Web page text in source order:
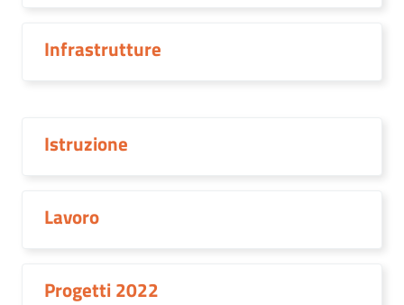
Infrastrutture
Istruzione
Lavoro
Progetti 2022